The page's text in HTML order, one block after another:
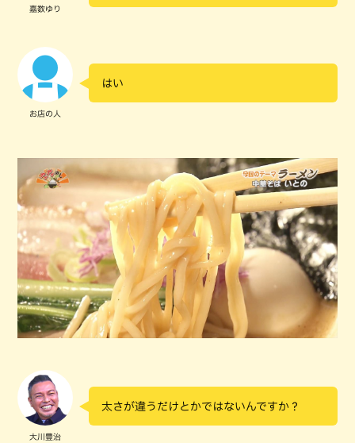
嘉数ゆり
お店の人
はい
大川豊治
太さが違うだけとかではないんですか？